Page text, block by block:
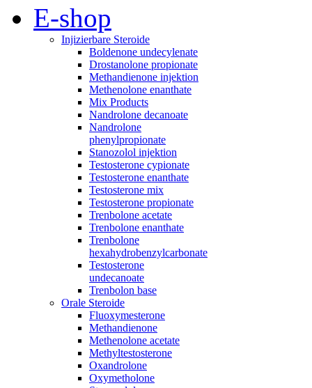
E-shop
Injizierbare Steroide
Boldenone undecylenate
Drostanolone propionate
Methandienone injektion
Methenolone enanthate
Mix Products
Nandrolone decanoate
Nandrolone
phenylpropionate
Stanozolol injektion
Testosterone cypionate
Testosterone enanthate
Testosterone mix
Testosterone propionate
Trenbolone acetate
Trenbolone enanthate
Trenbolone
hexahydrobenzylcarbonate
Testosterone
undecanoate
Trenbolon base
Orale Steroide
Fluoxymesterone
Methandienone
Methenolone acetate
Methyltestosterone
Oxandrolone
Oxymetholone